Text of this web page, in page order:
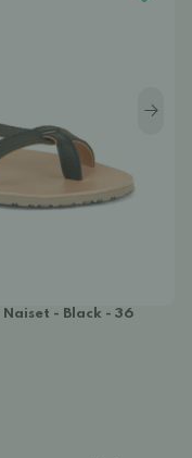
- Black - 36